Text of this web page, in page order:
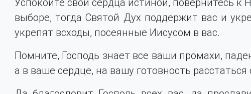
выборе, тогда Святой Дух поддержит вас и
укрепят всходы, посеянные Иисусом в вас.
Помните, Господь знает все ваши промахи,
а в ваше сердце, на вашу готовность